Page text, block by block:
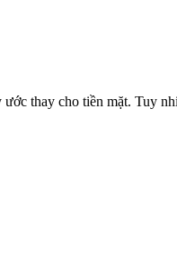
thay cho tiền mặt. Tuy